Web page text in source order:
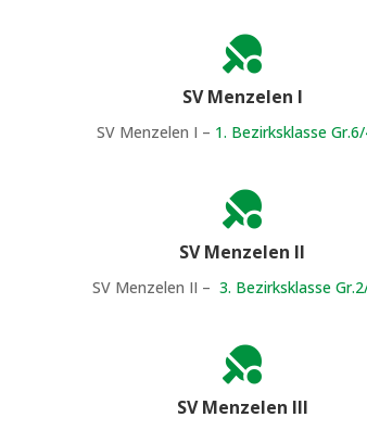

SV Menzelen I
SV Menzelen I – 1. Bezirksklasse

SV Menzelen II
SV Menzelen II – 3. Bezirksklasse

SV Menzelen III